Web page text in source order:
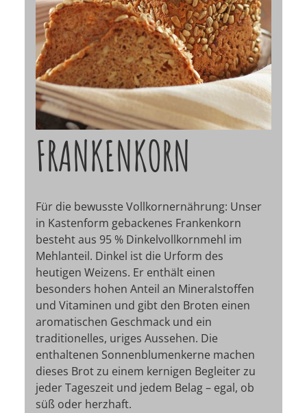
FRANKENKORN
Für die bewusste Vollkornernährung: Unser
in Kastenform gebackenes Frankenkorn
besteht aus 95 % Dinkelvollkornmehl im
Mehlanteil. Dinkel ist die Urform des
heutigen Weizens. Er enthält einen
besonders hohen Anteil an Mineralstoffen
und Vitaminen und gibt den Broten einen
aromatischen Geschmack und ein
traditionelles, uriges Aussehen. Die
enthaltenen Sonnenblumenkerne machen
dieses Brot zu einem kernigen Begleiter zu
jeder Tageszeit und jedem Belag – egal, ob
süß oder herzhaft.